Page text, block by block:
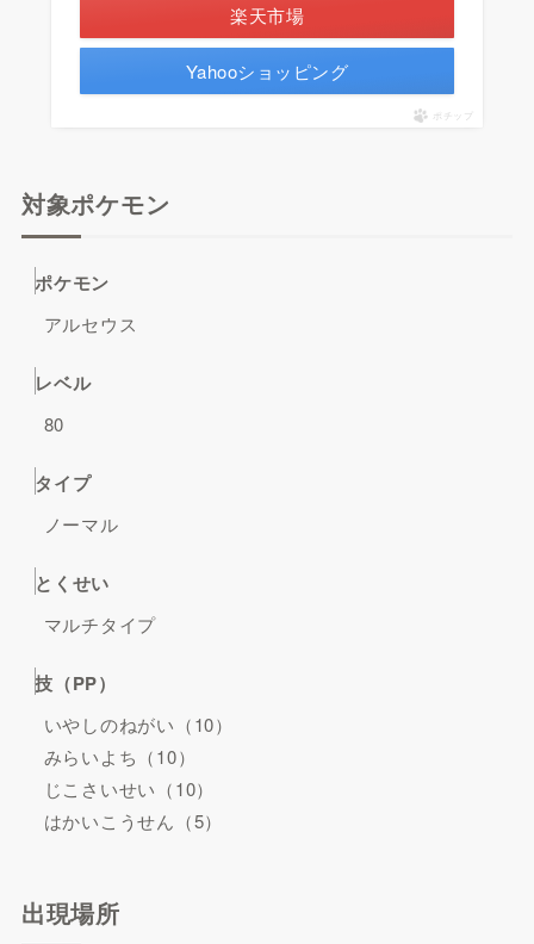
楽天市場
Yahooショッピング
ポチップ
対象ポケモン
ポケモン
アルセウス
レベル
80
タイプ
ノーマル
とくせい
マルチタイプ
技（PP）
いやしのねがい（10）
みらいよち（10）
じこさいせい（10）
はかいこうせん（5）
出現場所